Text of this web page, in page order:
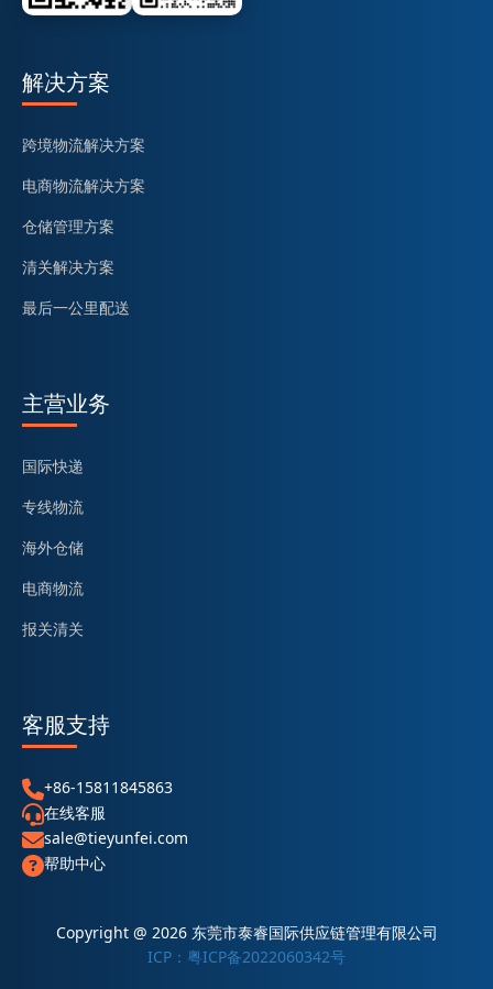
解决方案
跨境物流解决方案
电商物流解决方案
仓储管理方案
清关解决方案
最后一公里配送
主营业务
国际快递
专线物流
海外仓储
电商物流
报关清关
客服支持
+86-15811845863
在线客服
sale@tieyunfei.com
帮助中心
Copyright @ 2026 东莞市泰睿国际供应链管理有限公司
ICP：粤ICP备2022060342号